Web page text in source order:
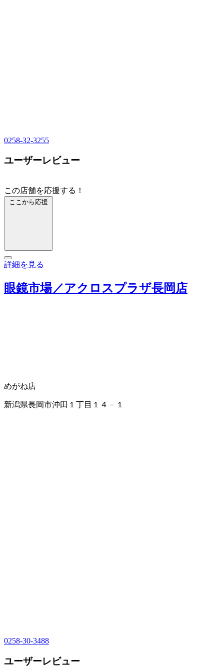
0258-32-3255
ユーザーレビュー
この店舗を応援する！
ここから応援
詳細を見る
眼鏡市場／アクロスプラザ長岡店
めがね店
新潟県長岡市沖田１丁目１４－１
0258-30-3488
ユーザーレビュー